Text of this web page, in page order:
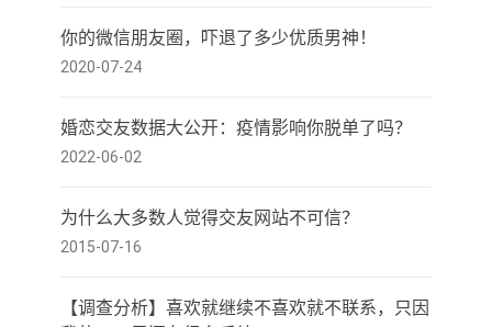
你的微信朋友圈，吓退了多少优质男神！
2020-07-24
婚恋交友数据大公开：疫情影响你脱单了吗？
2022-06-02
为什么大多数人觉得交友网站不可信？
2015-07-16
【调查分析】喜欢就继续不喜欢就不联系，只因